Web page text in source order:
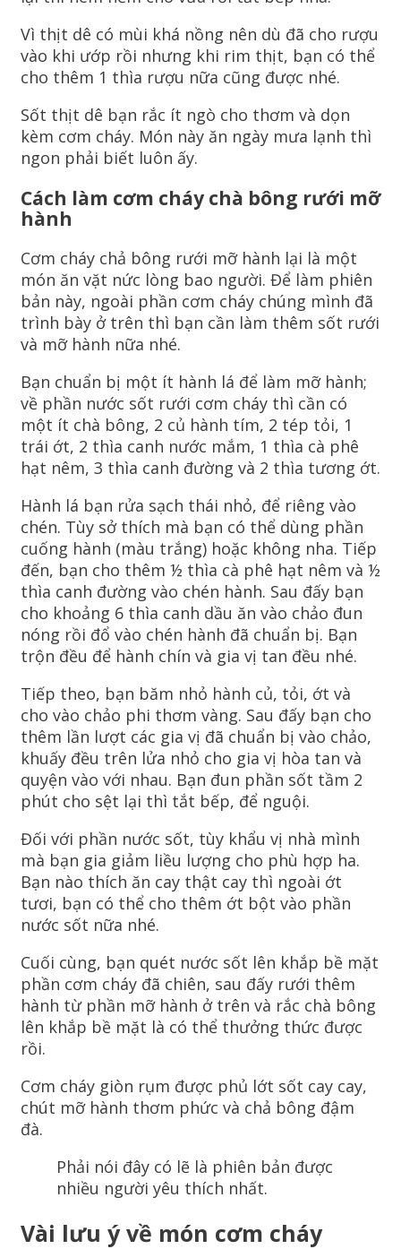
Vì thịt dê có mùi khá nồng nên dù đã cho rượu
vào khi ướp rồi nhưng khi rim thịt, bạn có thể
cho thêm 1 thìa rượu nữa cũng được nhé.
Sốt thịt dê bạn rắc ít ngò cho thơm và dọn
kèm cơm cháy. Món này ăn ngày mưa lạnh thì
ngon phải biết luôn ấy.
Cách làm cơm cháy chà bông rưới mỡ
hành
Cơm cháy chả bông rưới mỡ hành lại là một
món ăn vặt nức lòng bao người. Để làm phiên
bản này, ngoài phần cơm cháy chúng mình đã
trình bày ở trên thì bạn cần làm thêm sốt rưới
và mỡ hành nữa nhé.
Bạn chuẩn bị một ít hành lá để làm mỡ hành;
về phần nước sốt rưới cơm cháy thì cần có
một ít chà bông, 2 củ hành tím, 2 tép tỏi, 1
trái ớt, 2 thìa canh nước mắm, 1 thìa cà phê
hạt nêm, 3 thìa canh đường và 2 thìa tương ớt.
Hành lá bạn rửa sạch thái nhỏ, để riêng vào
chén. Tùy sở thích mà bạn có thể dùng phần
cuống hành (màu trắng) hoặc không nha. Tiếp
đến, bạn cho thêm ½ thìa cà phê hạt nêm và ½
thìa canh đường vào chén hành. Sau đấy bạn
cho khoảng 6 thìa canh dầu ăn vào chảo đun
nóng rồi đổ vào chén hành đã chuẩn bị. Bạn
trộn đều để hành chín và gia vị tan đều nhé.
Tiếp theo, bạn băm nhỏ hành củ, tỏi, ớt và
cho vào chảo phi thơm vàng. Sau đấy bạn cho
thêm lần lượt các gia vị đã chuẩn bị vào chảo,
khuấy đều trên lửa nhỏ cho gia vị hòa tan và
quyện vào với nhau. Bạn đun phần sốt tầm 2
phút cho sệt lại thì tắt bếp, để nguội.
Đối với phần nước sốt, tùy khẩu vị nhà mình
mà bạn gia giảm liều lượng cho phù hợp ha.
Bạn nào thích ăn cay thật cay thì ngoài ớt
tươi, bạn có thể cho thêm ớt bột vào phần
nước sốt nữa nhé.
Cuối cùng, bạn quét nước sốt lên khắp bề mặt
phần cơm cháy đã chiên, sau đấy rưới thêm
hành từ phần mỡ hành ở trên và rắc chà bông
lên khắp bề mặt là có thể thưởng thức được
rồi.
Cơm cháy giòn rụm được phủ lớt sốt cay cay,
chút mỡ hành thơm phức và chả bông đậm
đà.
Phải nói đây có lẽ là phiên bản được
nhiều người yêu thích nhất.
Vài lưu ý về món cơm cháy